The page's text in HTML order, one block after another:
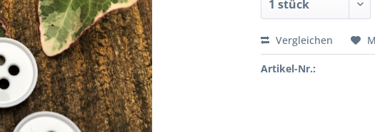
Vergleichen
Artikel-Nr.: